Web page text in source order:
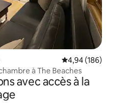
Évaluation
4,94 (186)
à The Beaches
avec accès à la